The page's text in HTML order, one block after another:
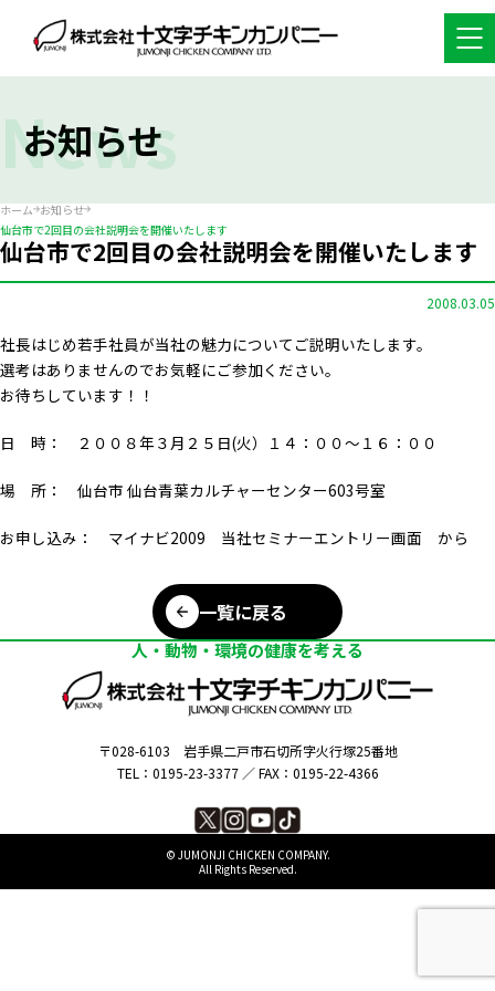
お知らせ
News
ホーム お知らせ
仙台市で2回目の会社説明会を開催いたします
仙台市で2回目の会社説明会を開催いたします
2008.03.05
社長はじめ若手社員が当社の魅力についてご説明いたします。
選考はありませんのでお気軽にご参加ください。
お待ちしています！！
日 時： ２００８年３月２５日(火）１４：００～１６：００
場 所： 仙台市 仙台青葉カルチャーセンター603号室
お申し込み： マイナビ2009 当社セミナーエントリー画面 から
一覧に戻る
人・動物・環境の健康を考える
〒028-6103 岩手県二戸市石切所字火行塚25番地
TEL：0195-23-3377 ／FAX：0195-22-4366
©︎ JUMONJI CHICKEN COMPANY.
All Rights Reserved.